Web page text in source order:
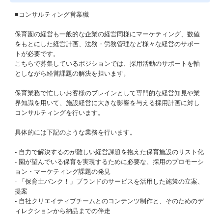
■コンサルティング営業職
保育園の経営も一般的な企業の経営同様にマーケティング、数値
をもとにした経営計画、法務・労務管理など様々な経営のサポー
トが必要です。
こちらで募集しているポジションでは、採用活動のサポートを軸
としながら経営課題の解決を担います。
保育業務で忙しいお客様のブレインとして専門的な経営知見や業
界知識を用いて、施設経営に大きな影響を与える採用計画に対し
コンサルティングを行います。
具体的には下記のような業務を行います。
- 自力で解決するのが難しい経営課題を抱えた保育施設のリスト化
- 園が望んでいる保育を実現するために必要な、採用のプロモーシ
ョン・マーケティング課題の発見
- 「保育士バンク！」ブランドのサービスを活用した施策の立案、
提案
- 自社クリエイティブチームとのコンテンツ制作と、そのためのデ
ィレクションから納品までの伴走